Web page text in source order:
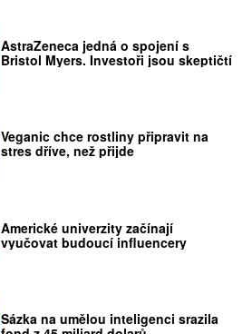
AstraZeneca jedná o spojení s
Bristol Myers. Investoři jsou skeptičtí
Veganic chce rostliny připravit na
stres dříve, než přijde
Americké univerzity začínají
vyučovat budoucí influencery
Sázka na umělou inteligenci srazila